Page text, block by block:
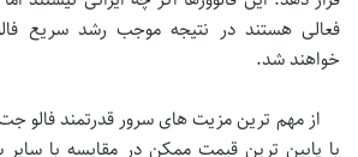
فعالی هستند در نتیجه موجب رشد سریع
خواهند شد.
از مهم ترین مزیت های سرور قدرتمند فالو جت
با پایین ترین قیمت ممکن در مقایسه با